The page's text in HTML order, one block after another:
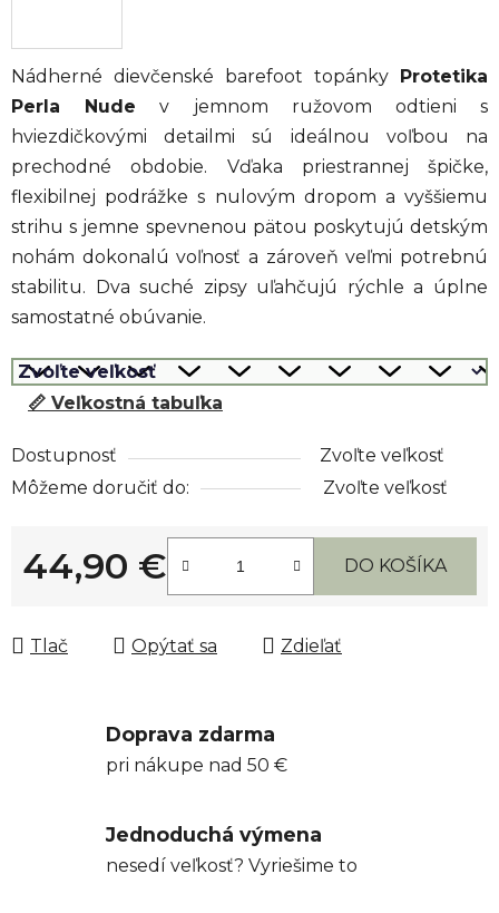
Nádherné dievčenské barefoot topánky Protetika
Perla Nude v jemnom ružovom odtieni s
hviezdičkovými detailmi sú ideálnou voľbou na
prechodné obdobie. Vďaka priestrannej špičke,
flexibilnej podrážke s nulovým dropom a vyššiemu
strihu s jemne spevnenou pätou poskytujú detským
nohám dokonalú voľnosť a zároveň veľmi potrebnú
stabilitu. Dva suché zipsy uľahčujú rýchle a úplne
samostatné obúvanie.
📏 Veľkostná tabuľka
Dostupnosť
Zvoľte veľkosť
Môžeme doručiť do:
Zvoľte veľkosť
44,90 €
Jednotková cena:
DO KOŠÍKA
Tlač Opýtať sa Zdieľať
Doprava zdarma
pri nákupe nad 50 €
Jednoduchá výmena
nesedí veľkosť? Vyriešime to